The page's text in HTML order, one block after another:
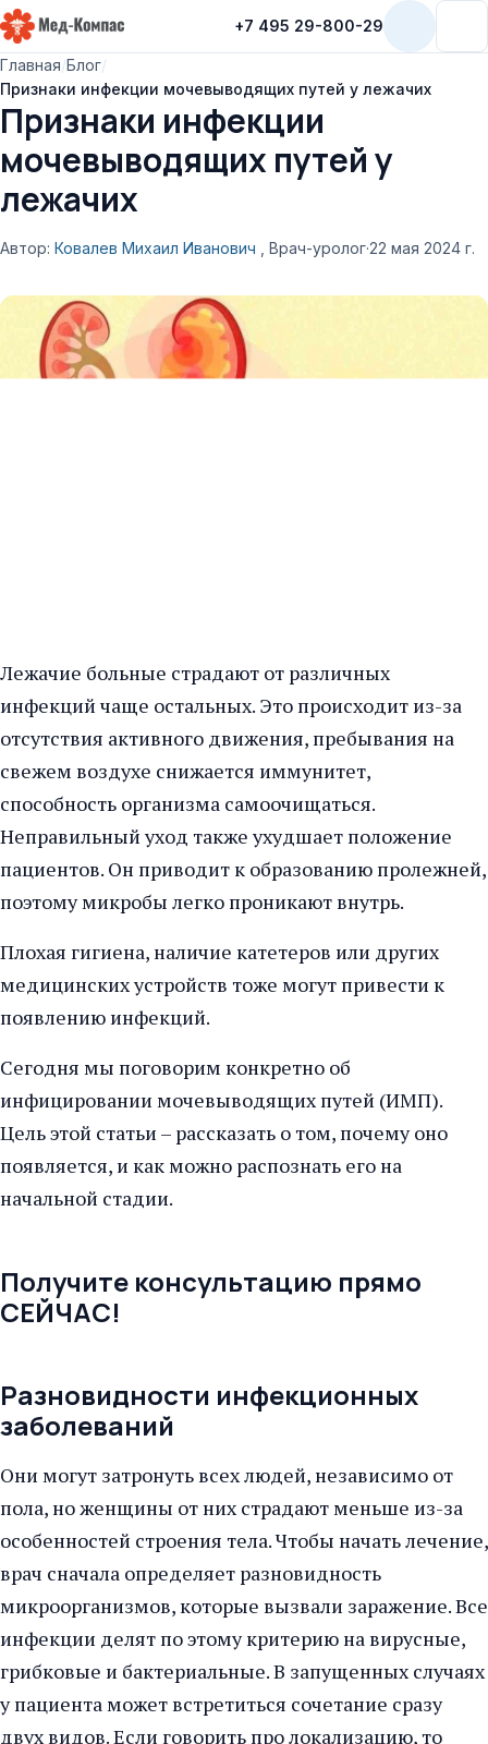
Мед-Компас
+7 495 29-800-29
Главная/Блог/
Признаки инфекции мочевыводящих путей у лежачих
Признаки инфекции
мочевыводящих путей у
лежачих
Автор: Ковалев Михаил Иванович , Врач-уролог·22 мая 2024 г.
Лежачие больные страдают от различных
инфекций чаще остальных. Это происходит из-за
отсутствия активного движения, пребывания на
свежем воздухе снижается иммунитет,
способность организма самоочищаться.
Неправильный уход также ухудшает положение
пациентов. Он приводит к образованию пролежней,
поэтому микробы легко проникают внутрь.
Плохая гигиена, наличие катетеров или других
медицинских устройств тоже могут привести к
появлению инфекций.
Сегодня мы поговорим конкретно об
инфицировании мочевыводящих путей (ИМП).
Цель этой статьи – рассказать о том, почему оно
появляется, и как можно распознать его на
начальной стадии.
Получите консультацию прямо
СЕЙЧАС!
Разновидности инфекционных
заболеваний
Они могут затронуть всех людей, независимо от
пола, но женщины от них страдают меньше из-за
особенностей строения тела. Чтобы начать лечение,
врач сначала определяет разновидность
микроорганизмов, которые вызвали заражение. Все
инфекции делят по этому критерию на вирусные,
грибковые и бактериальные. В запущенных случаях
у пациента может встретиться сочетание сразу
двух видов. Если говорить про локализацию, то